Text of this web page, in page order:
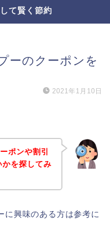
て賢く節約
ーのクーポンを
2021年1月10日
ポンや割引
を探してみ
に興味のある方は参考に